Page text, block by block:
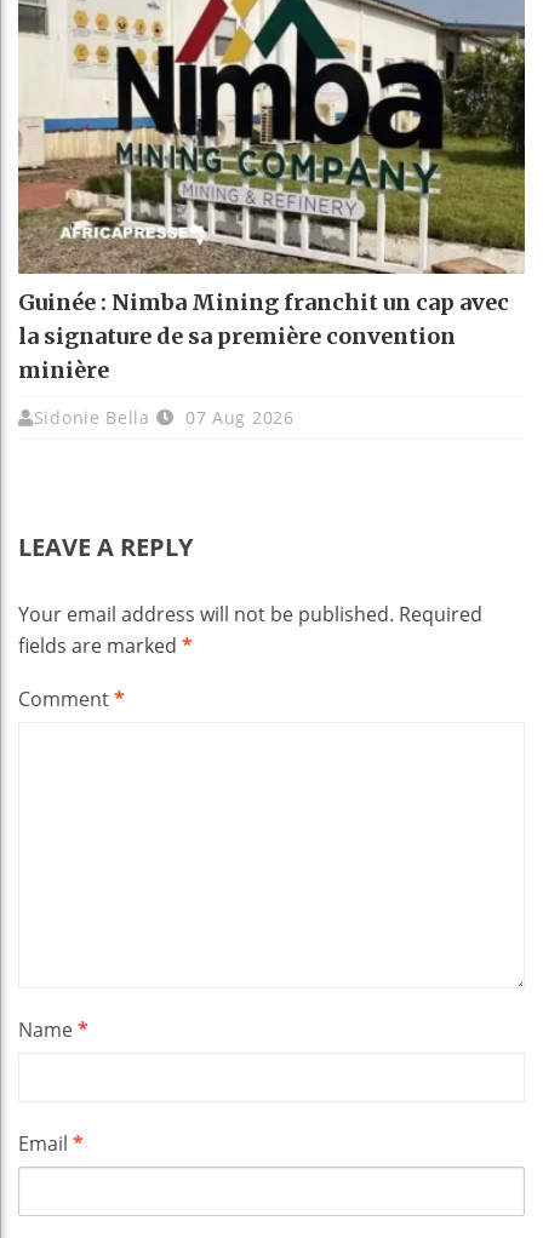
Guinée : Nimba Mining franchit un cap avec
la signature de sa première convention
minière
Sidonie Bella 07 Aug 2026
LEAVE A REPLY
Your email address will not be published. Required
fields are marked *
Comment*
Name*
Email *